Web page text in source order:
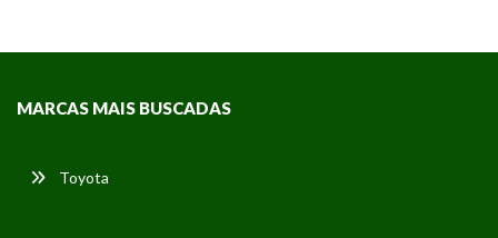
MARCAS MAIS BUSCADAS
Toyota